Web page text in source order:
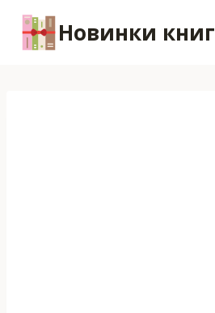
содержимому
Новинки книг